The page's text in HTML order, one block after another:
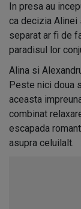
In presa au
ca decizia Alinei
separat ar fi de
paradisul lor
Alina si
Peste nici doua
aceasta
combinat
escapada
asupra celuilalt.